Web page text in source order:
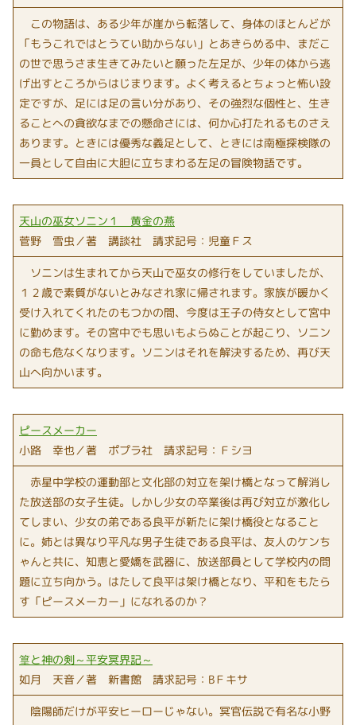
この物語は、ある少年が崖から転落して、身体のほとんどが
「もうこれではとうてい助からない」とあきらめる中、まだこ
の世で思うさま生きてみたいと願った左足が、少年の体から逃
げ出すところからはじまります。よく考えるとちょっと怖い設
定ですが、足には足の言い分があり、その強烈な個性と、生き
ることへの貪欲なまでの懸命さには、何か心打たれるものさえ
あります。ときには優秀な義足として、ときには南極探検隊の
一員として自由に大胆に立ちまわる左足の冒険物語です。
天山の巫女ソニン１ 黄金の燕
菅野 雪虫／著 講談社 請求記号：児童Ｆス
ソニンは生まれてから天山で巫女の修行をしていましたが、
１２歳で素質がないとみなされ家に帰されます。家族が暖かく
受け入れてくれたのもつかの間、今度は王子の侍女として宮中
に勤めます。その宮中でも思いもよらぬことが起こり、ソニン
の命も危なくなります。ソニンはそれを解決するため、再び天
山へ向かいます。
ピースメーカー
小路 幸也／著 ポプラ社 請求記号：Ｆシヨ
赤星中学校の運動部と文化部の対立を架け橋となって解消し
た放送部の女子生徒。しかし少女の卒業後は再び対立が激化し
てしまい、少女の弟である良平が新たに架け橋役となること
に。姉とは異なり平凡な男子生徒である良平は、友人のケンち
ゃんと共に、知恵と愛嬌を武器に、放送部員として学校内の問
題に立ち向かう。はたして良平は架け橋となり、平和をもたら
す「ピースメーカー」になれるのか？
篁と神の剣～平安冥界記～
如月 天音／著 新書館 請求記号：BＦキサ
陰陽師だけが平安ヒーローじゃない。冥官伝説で有名な小野